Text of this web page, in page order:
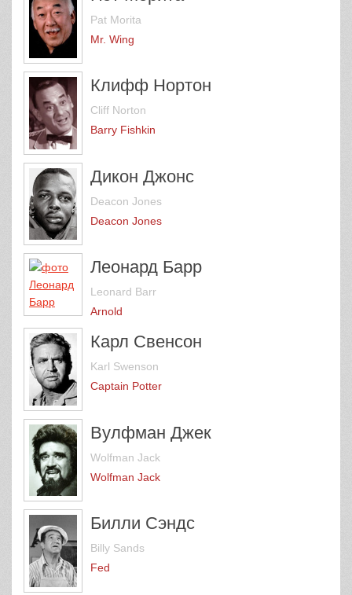
Pat Morita
Mr. Wing
Клифф Нортон
Cliff Norton
Barry Fishkin
Дикон Джонс
Deacon Jones
Deacon Jones
Леонард Барр
Leonard Barr
Arnold
Карл Свенсон
Karl Swenson
Captain Potter
Вулфман Джек
Wolfman Jack
Wolfman Jack
Билли Сэндс
Billy Sands
Fed